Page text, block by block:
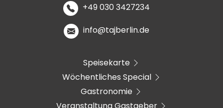
+49 030 3427234
info@tajberlin.de
Speisekarte
Wöchentliches Special
Gastronomie
Veranstaltung Gastgeber